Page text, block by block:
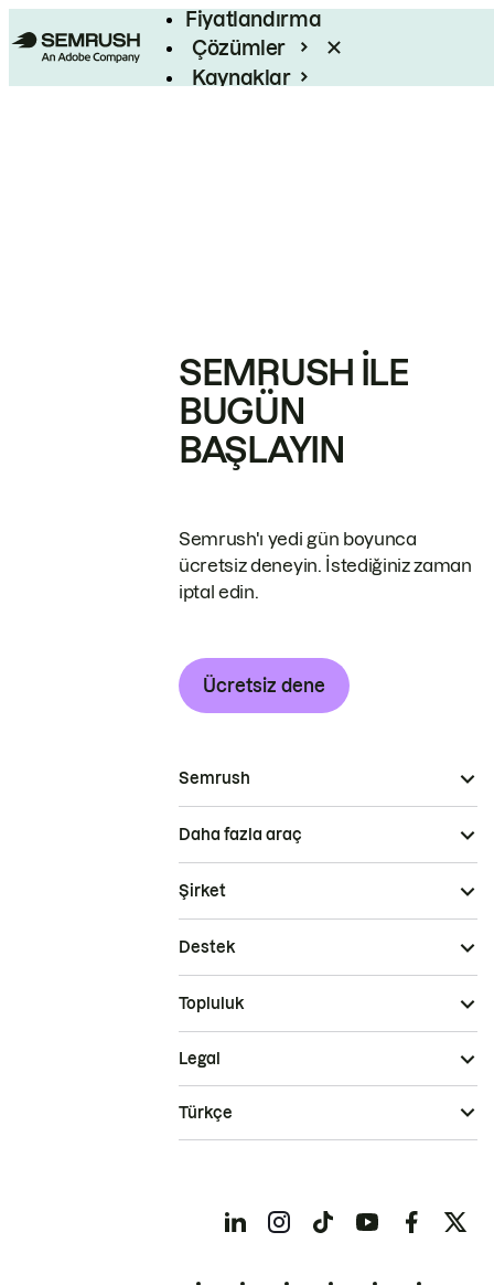
Fiyatlandırma
Çözümler
Kaynaklar
SEMRUSH ILE
BUGÜN
BAŞLAYIN
Semrush'ı yedi gün boyunca
ücretsiz deneyin. İstediğiniz zaman
iptal edin.
Ücretsiz dene
Semrush
Daha fazla araç
Şirket
Destek
Topluluk
Legal
Türkçe